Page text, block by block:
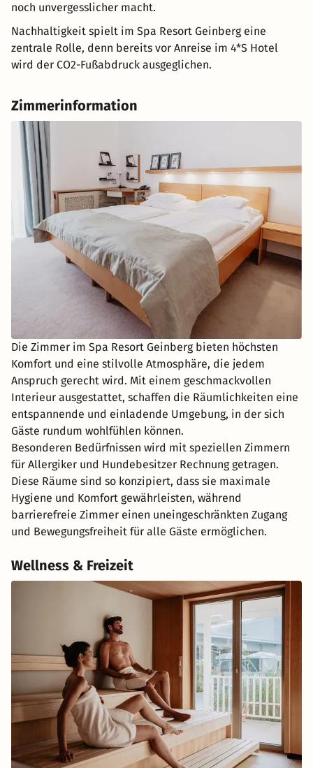
noch unvergesslicher macht.
Nachhaltigkeit spielt im Spa Resort Geinberg eine
zentrale Rolle, denn bereits vor Anreise im 4*S Hotel
wird der CO2-Fußabdruck ausgeglichen.
Zimmerinformation
Die Zimmer im Spa Resort Geinberg bieten höchsten
Komfort und eine stilvolle Atmosphäre, die jedem
Anspruch gerecht wird. Mit einem geschmackvollen
Interieur ausgestattet, schaffen die Räumlichkeiten eine
entspannende und einladende Umgebung, in der sich
Gäste rundum wohlfühlen können.
Besonderen Bedürfnissen wird mit speziellen Zimmern
für Allergiker und Hundebesitzer Rechnung getragen.
Diese Räume sind so konzipiert, dass sie maximale
Hygiene und Komfort gewährleisten, während
barrierefreie Zimmer einen uneingeschränkten Zugang
und Bewegungsfreiheit für alle Gäste ermöglichen.
Wellness & Freizeit